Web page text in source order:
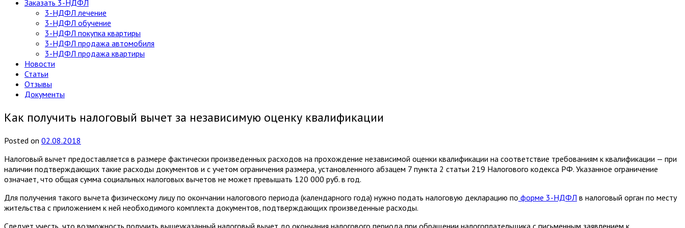
Заказать 3-НДФЛ
3-НДФЛ лечение
3-НДФЛ обучение
3-НДФЛ покупка квартиры
3-НДФЛ продажа автомобиля
3-НДФЛ продажа квартиры
Новости
Статьи
Отзывы
Документы
Как получить налоговый вычет за независимую оценку квалификации
Posted on 02.08.2018
Налоговый вычет предоставляется в размере фактически произведенных расходов на прохождение независимой оценки квалификации на соответствие требованиям к квалификации — при
наличии подтверждающих такие расходы документов и с учетом ограничения размера, установленного абзацем 7 пункта 2 статьи 219 Налогового кодекса РФ. Указанное ограничение
означает, что общая сумма социальных налоговых вычетов не может превышать 120 000 руб. в год.
Для получения такого вычета физическому лицу по окончании налогового периода (календарного года) нужно подать налоговую декларацию по форме 3-НДФЛ в налоговый орган по месту
жительства с приложением к ней необходимого комплекта документов, подтверждающих произведенные расходы.
Следует учесть, что возможность получить вышеуказанный налоговый вычет до окончания налогового периода при обращении налогоплательщика с письменным заявлением к